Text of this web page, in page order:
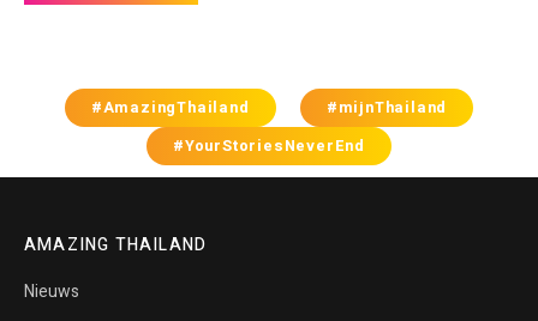
#AmazingThailand
#mijnThailand
#YourStoriesNeverEnd
AMAZING THAILAND
Nieuws